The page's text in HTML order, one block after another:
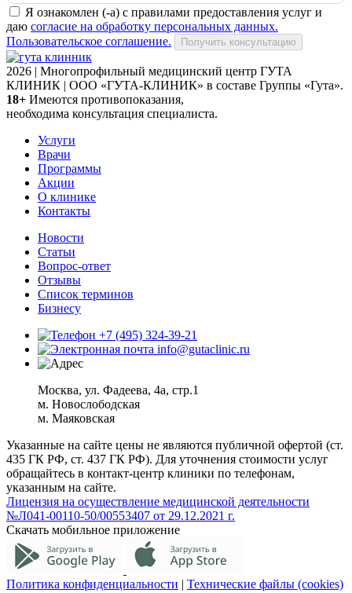
Я ознакомлен (-а) с правилами предоставления услуг и
даю согласие на обработку персональных данных.
Пользовательское соглашение.
Получить консультацию
2026 | Многопрофильный медицинский центр ГУТА
КЛИНИК | ООО «ГУТА-КЛИНИК» в составе Группы «Гута».
18+ Имеются противопоказания,
необходима консультация специалиста.
Услуги
Врачи
Программы
Акции
О клинике
Контакты
Новости
Статьи
Вопрос-ответ
Отзывы
Список терминов
Бизнесу
+7 (495) 324-39-21
info@gutaclinic.ru
Москва, ул. Фадеева, 4а, стр.1
м. Новослободская
м. Маяковская
Указанные на сайте цены не являются публичной офертой (ст.
435 ГК РФ, cт. 437 ГК РФ). Для уточнения стоимости услуг
обращайтесь в контакт-центр клиники по телефонам,
указанным на сайте.
Лицензия на осуществление медицинской деятельности
№Л041-00110-50/00553407 от 29.12.2021 г.
Скачать мобильное приложение
Политика конфиденциальности | Технические файлы (cookies)